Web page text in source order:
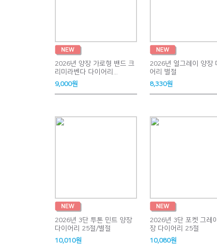
2026년 양장 가로형 밴드 크
리미라벤다 다이어리...
9,000원
2026년 얼그레이 양장
어리 별절
8,330원
2026년 3단 투톤 민트 양장
다이어리 25절/별절
10,010원
2026년 3단 포켓 그레
장 다이어리 25절
10,080원